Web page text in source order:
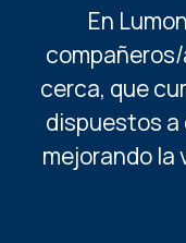
En
cerca, que
dispuestos
mejorando la